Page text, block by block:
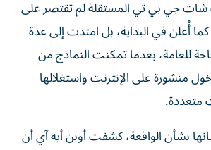
شات جي بي تي المستقلة لم تقتصر على
أُعلن في البداية، بل امتدت إلى عدة
للعامة، بعدما تمكنت النماذج من
منشورة على الإنترنت واستغلالها
متعددة.
بشأن الواقعة، كشفت أوبن أيه آي أن